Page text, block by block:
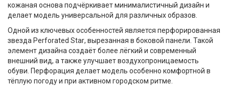
кожаная основа подчёркивает минималистичный дизайн и
делает модель универсальной для различных образов.
Одной из ключевых особенностей является перфорированная
звезда Perforated Star, вырезанная в боковой панели. Такой
элемент дизайна создаёт более лёгкий и современный
внешний вид, а также улучшает воздухопроницаемость
обуви. Перфорация делает модель особенно комфортной в
тёплую погоду и при активном городском ритме.